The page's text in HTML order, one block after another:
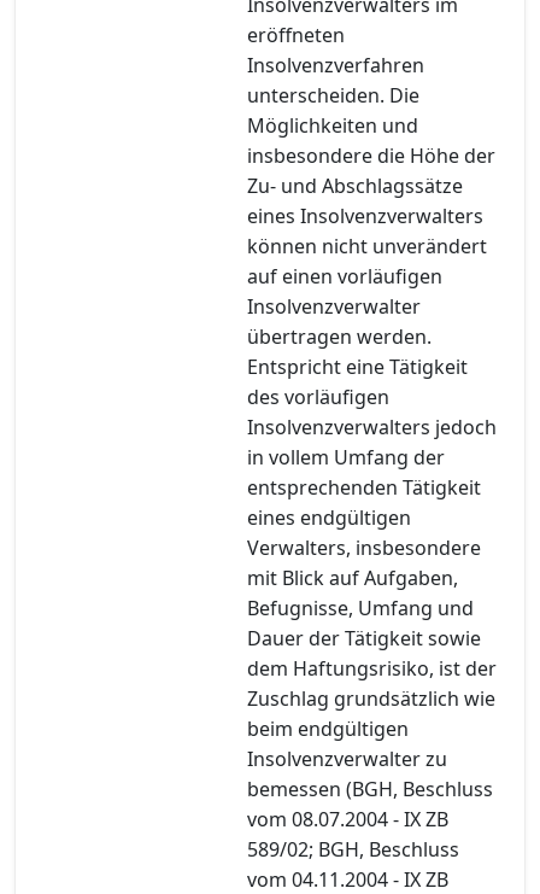
eröffneten
Insolvenzverfahren
unterscheiden. Die
Möglichkeiten und
insbesondere die Höhe der
Zu- und Abschlagssätze
eines Insolvenzverwalters
können nicht unverändert
auf einen vorläufigen
Insolvenzverwalter
übertragen werden.
Entspricht eine Tätigkeit
des vorläufigen
Insolvenzverwalters jedoch
in vollem Umfang der
entsprechenden Tätigkeit
eines endgültigen
Verwalters, insbesondere
mit Blick auf Aufgaben,
Befugnisse, Umfang und
Dauer der Tätigkeit sowie
dem Haftungsrisiko, ist der
Zuschlag grundsätzlich wie
beim endgültigen
Insolvenzverwalter zu
bemessen (BGH, Beschluss
vom 08.07.2004 - IX ZB
589/02; BGH, Beschluss
vom 04.11.2004 - IX ZB